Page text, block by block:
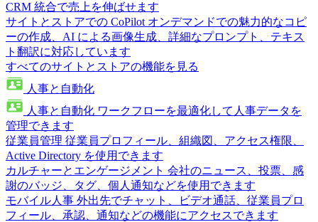
CRM 統合で売上を伸ばせます
サイトとストアでの CoPilot オンデマンドでの魅力的なコピ
ーの作成、AI による画像生成、詳細なプロンプト、テキス
ト翻訳に対応しています
すべてのサイトとストアの機能を見る
人事と自動化
人事と自動化 ワークフローを最適化して人事データを
管理できます
従業員管理 従業員プロフィール、組織図、アクセス権限、
Active Directory を使用できます
カルチャーとエンゲージメント 会社のニュース、投票、感
謝のバッジ、タグ、個人通知などを使用できます
モバイル人事 外出先でチャット、ビデオ通話、従業員プロ
フィール、承認、通知などの機能にアクセスできます